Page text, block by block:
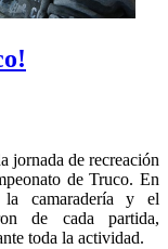
jornada de recreación
de Truco. En
la camaradería y el
de cada partida,
toda la actividad.